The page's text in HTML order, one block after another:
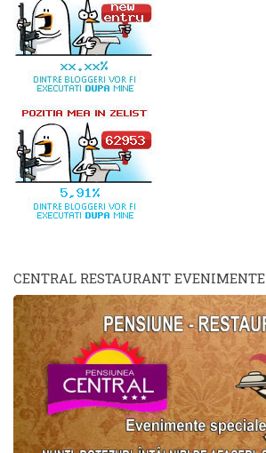
CENTRAL RESTAURANT EVENIMENTE